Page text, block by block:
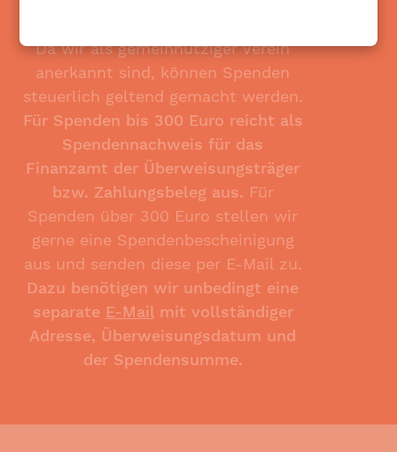
Da wir als gemeinnütziger Verein
anerkannt sind, können Spenden
steuerlich geltend gemacht werden.
Für Spenden bis 300 Euro reicht als
Spendennachweis für das
Finanzamt der Überweisungsträger
bzw. Zahlungsbeleg aus. Für
Spenden über 300 Euro stellen wir
gerne eine Spendenbescheinigung
aus und senden diese per E-Mail zu.
Dazu benötigen wir unbedingt eine
separate E-Mailmit vollständiger
Adresse, Überweisungsdatum und
der Spendensumme.